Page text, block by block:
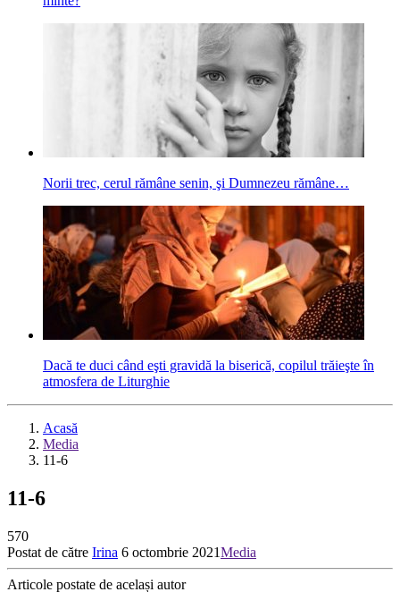
Norii trec, cerul rămâne senin, şi Dumnezeu rămâne…
Dacă te duci când eşti gravidă la biserică, copilul trăieşte în
atmosfera de Liturghie
Acasă
Media
11-6
11-6
570
Postat de către Irina 6 octombrie 2021Media
Articole postate de același autor